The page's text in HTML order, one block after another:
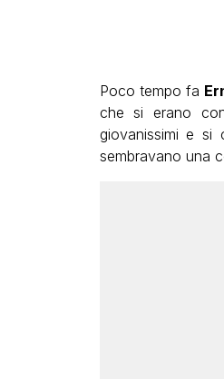
Poco tempo fa
che si erano
giovanissimi e si
sembravano una